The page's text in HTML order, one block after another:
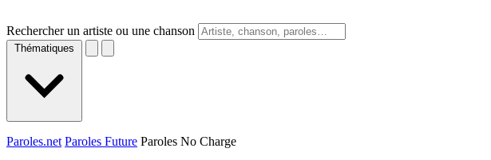
Rechercher un artiste ou une chanson
Thématiques
Paroles.net Paroles Future Paroles No Charge